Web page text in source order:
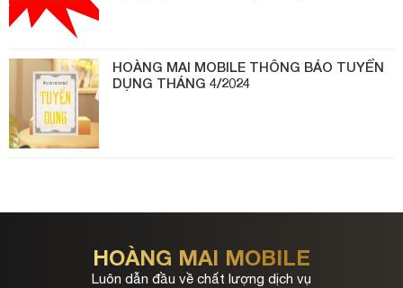
HOÀNG MAI MOBILE THÔNG BÁO TUYỂN
DỤNG THÁNG 4/2024
HOÀNG MAI MOBILE
Luôn dẫn đầu về chất lượng dịch vụ